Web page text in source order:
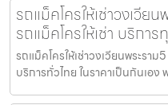
รถแม็คโครให้เช่าวงเวีย
รถแม็คโครให้เช่า บริกา
รถแม็คโครให้เช่าวงเวียนพระราม
บริการทั่วไทย ในราคาเป็นกันเอ